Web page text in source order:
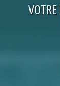
VOTRE